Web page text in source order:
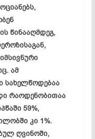
წინააღმდეგ,
ამ
სახელწოდებაა
რაოდენობითაა
59%,
კი 1%.
ღვინოში,